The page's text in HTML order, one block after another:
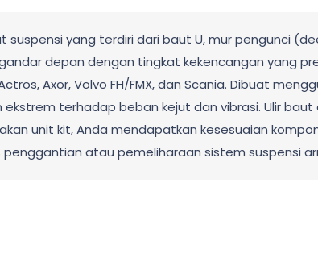
yang terdiri dari baut U, mur pengunci
depan dengan tingkat kekencangan yang
Axor, Volvo FH/FMX, dan Scania. Dibuat
terhadap beban kejut dan vibrasi. Ulir
unit kit, Anda mendapatkan kesesuaian
atau pemeliharaan sistem suspensi